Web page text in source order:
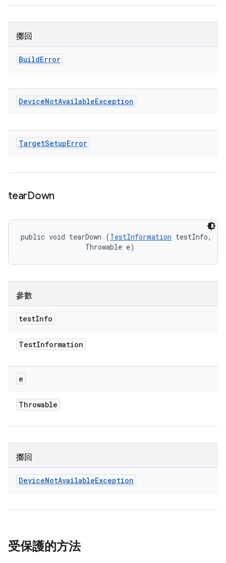
擲回
BuildError
DeviceNotAvailableException
TargetSetupError
tearDown
public void tearDown (TestInformation testInfo,
                Throwable e)
參數
testInfo
TestInformation
e
Throwable
擲回
DeviceNotAvailableException
受保護的方法